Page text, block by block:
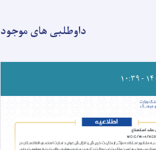
داوطلبی های موجود